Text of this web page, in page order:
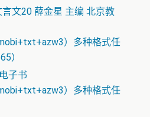
文20 薛金星 主编 北京教
）多种格式任
）
子书
）多种格式任